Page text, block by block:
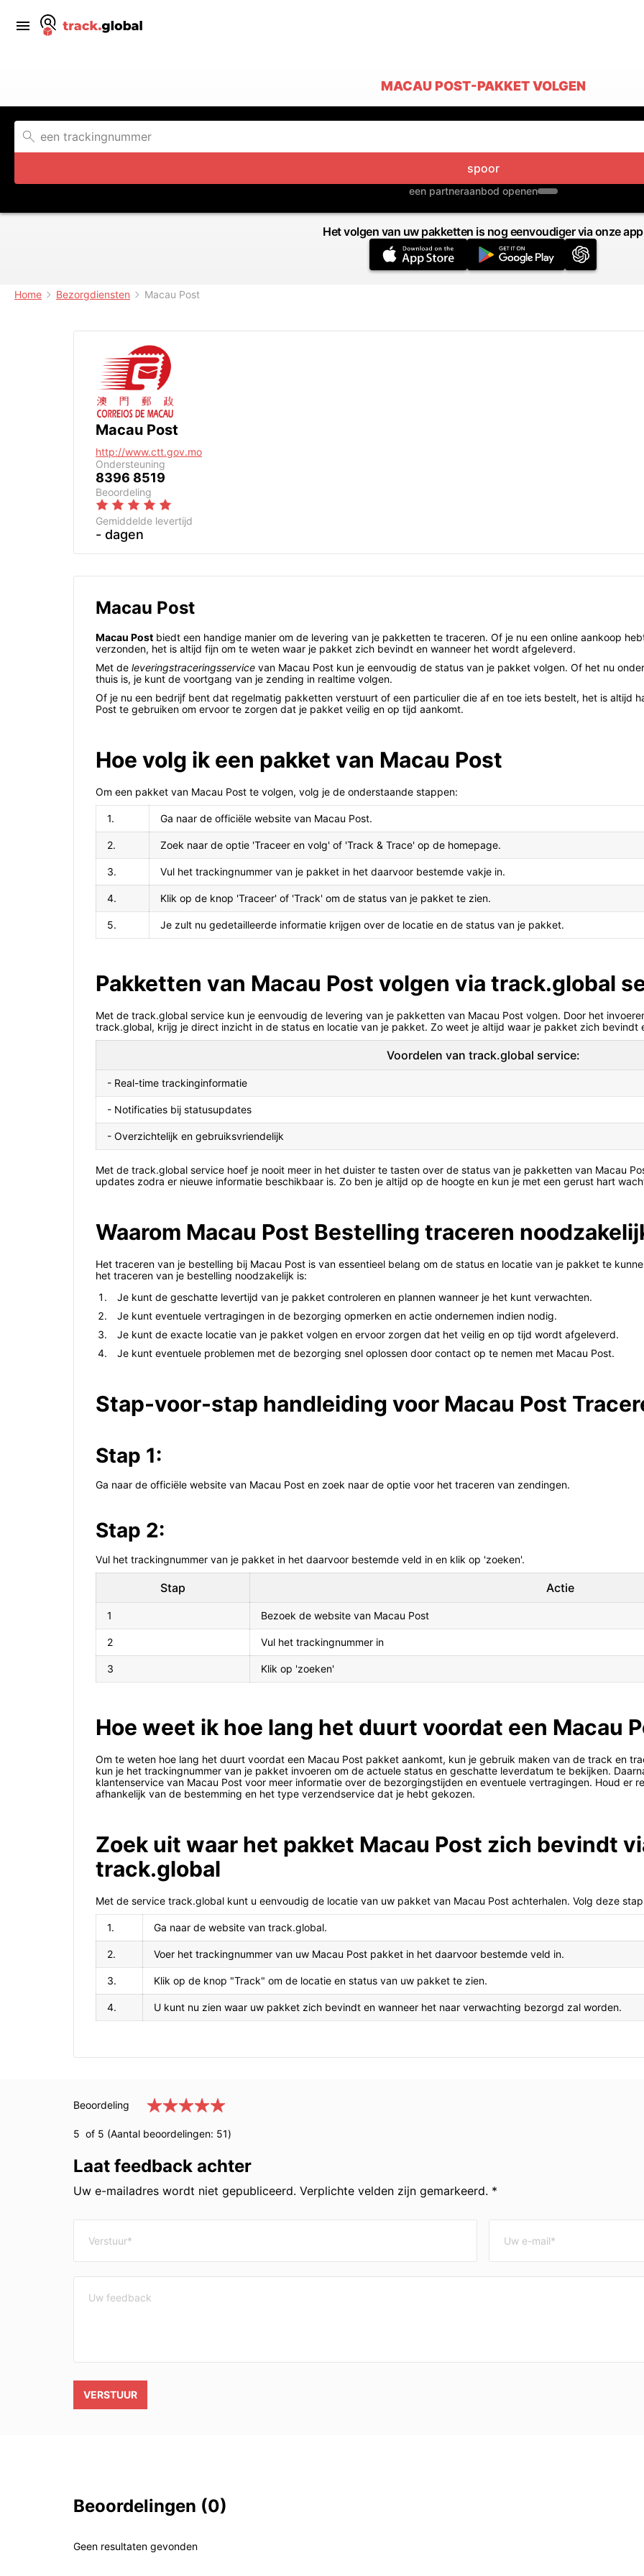
MACAU POST-PAKKET VOLGEN
spoor
een partneraanbod openen
Het volgen van uw pakketten is nog eenvoudiger via onze app
Home Bezorgdiensten Macau Post
Macau Post
http://www.ctt.gov.mo
Ondersteuning
8396 8519
Beoordeling
Gemiddelde levertijd
- dagen
Macau Post
Macau Post biedt een handige manier om de levering van je pakketten te traceren. Of je nu een online aankoop
verzonden, het is altijd fijn om te weten waar je pakket zich bevindt en wanneer het wordt afgeleverd.
Met de leveringstraceringsservice van Macau Post kun je eenvoudig de status van je pakket volgen. Of het nu
thuis is, je kunt de voortgang van je zending in realtime volgen.
Of je nu een bedrijf bent dat regelmatig pakketten verstuurt of een particulier die af en toe iets bestelt, het is altijd
Post te gebruiken om ervoor te zorgen dat je pakket veilig en op tijd aankomt.
Hoe volg ik een pakket van Macau Post
Om een pakket van Macau Post te volgen, volg je de onderstaande stappen:
1. Ga naar de officiële website van Macau Post.
2. Zoek naar de optie 'Traceer en volg' of 'Track & Trace' op de homepage.
3. Vul het trackingnummer van je pakket in het daarvoor bestemde vakje in.
4. Klik op de knop 'Traceer' of 'Track' om de status van je pakket te zien.
5. Je zult nu gedetailleerde informatie krijgen over de locatie en de status van je pakket.
Pakketten van Macau Post volgen via track.global
Met de track.global service kun je eenvoudig de levering van je pakketten van Macau Post volgen. Door het
track.global, krijg je direct inzicht in de status en locatie van je pakket. Zo weet je altijd waar je pakket zich bevindt
Voordelen van track.global service:
- Real-time trackinginformatie
- Notificaties bij statusupdates
- Overzichtelijk en gebruiksvriendelijk
Met de track.global service hoef je nooit meer in het duister te tasten over de status van je pakketten van Macau
updates zodra er nieuwe informatie beschikbaar is. Zo ben je altijd op de hoogte en kun je met een gerust hart
Waarom Macau Post Bestelling traceren
Het traceren van je bestelling bij Macau Post is van essentieel belang om de status en locatie van je pakket te
het traceren van je bestelling noodzakelijk is:
Je kunt de geschatte levertijd van je pakket controleren en plannen wanneer je het kunt verwachten.
Je kunt eventuele vertragingen in de bezorging opmerken en actie ondernemen indien nodig.
Je kunt de exacte locatie van je pakket volgen en ervoor zorgen dat het veilig en op tijd wordt afgeleverd.
Je kunt eventuele problemen met de bezorging snel oplossen door contact op te nemen met Macau Post.
Stap-voor-stap handleiding voor Macau Post
Stap 1:
Ga naar de officiële website van Macau Post en zoek naar de optie voor het traceren van zendingen.
Stap 2:
Vul het trackingnummer van je pakket in het daarvoor bestemde veld in en klik op 'zoeken'.
Stap Actie
1 Bezoek de website van Macau Post
2 Vul het trackingnummer in
3 Klik op 'zoeken'
Hoe weet ik hoe lang het duurt voordat een Macau
Om te weten hoe lang het duurt voordat een Macau Post pakket aankomt, kun je gebruik maken van de track en
kun je het trackingnummer van je pakket invoeren om de actuele status en geschatte leverdatum te bekijken.
klantenservice van Macau Post voor meer informatie over de bezorgingstijden en eventuele vertragingen. Houd er
afhankelijk van de bestemming en het type verzendservice dat je hebt gekozen.
Zoek uit waar het pakket Macau Post zich bevindt
track.global
Met de service track.global kunt u eenvoudig de locatie van uw pakket van Macau Post achterhalen. Volg deze
1. Ga naar de website van track.global.
2. Voer het trackingnummer van uw Macau Post pakket in het daarvoor bestemde veld in.
3. Klik op de knop "Track" om de locatie en status van uw pakket te zien.
4. U kunt nu zien waar uw pakket zich bevindt en wanneer het naar verwachting bezorgd zal worden.
Beoordeling
5 of 5 (Aantal beoordelingen: 51)
Laat feedback achter
Uw e-mailadres wordt niet gepubliceerd. Verplichte velden zijn gemarkeerd. *
VERSTUUR
Beoordelingen (0)
Geen resultaten gevonden